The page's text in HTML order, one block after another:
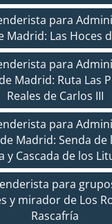
para
Madrid: Las Hoces
para
Madrid: Ruta Las
Reales de Carlos III
para
Madrid: Senda de
y Cascada de los
para
y mirador de Los
Rascafría